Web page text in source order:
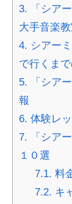
3. 「シア
大手音楽
4. シアー
で行くま
5. 「シア
報
6. 体験レ
7. 「シア
１０選
7.1. 料
7.2. キ